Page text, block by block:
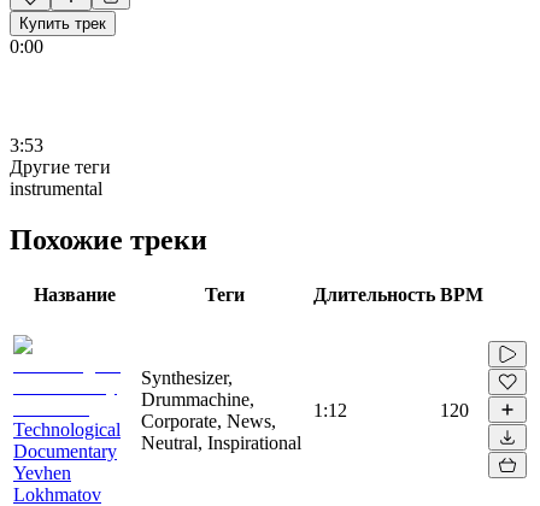
Купить трек
0:00
3:53
Другие теги
instrumental
Похожие треки
Название Теги Длительность BPM
Technological
Documentary
Yevhen
Lokhmatov
Synthesizer,
Drummachine,
Corporate, News,
Neutral, Inspirational
1:12 120